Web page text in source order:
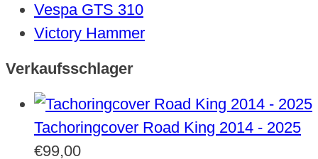
Vespa GTS 310
Victory Hammer
Verkaufsschlager
Tachoringcover Road King 2014 - 2025
€99,00